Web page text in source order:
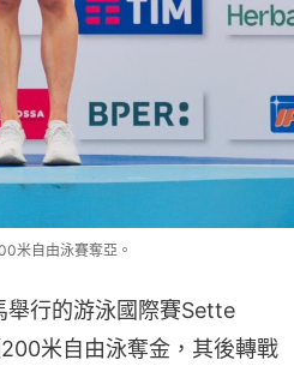
米自由泳賽奪亞。
舉行的游泳國際賽Sette
米自由泳奪金，其後轉戰